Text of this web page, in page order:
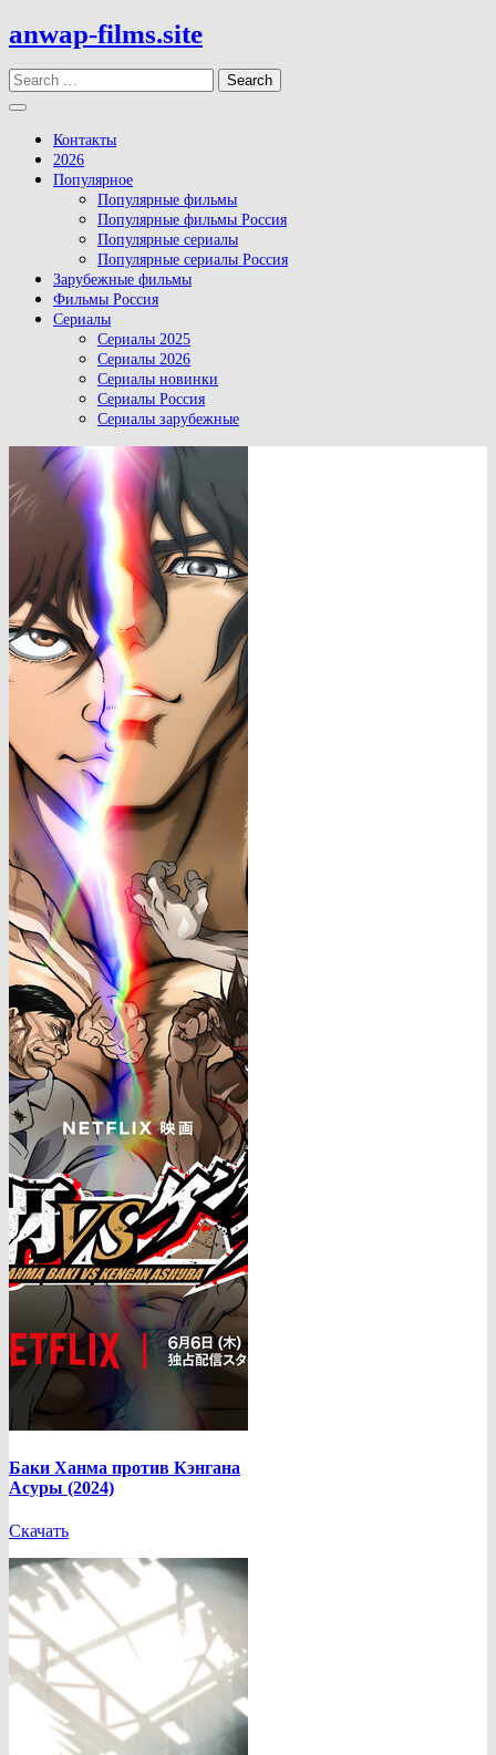
Skip
to
content
anwap-films.site
Search
Open
Button
Контакты
2026
Популярное
Популярные фильмы
Популярные фильмы Россия
Популярные сериалы
Популярные сериалы Россия
Зарубежные фильмы
Фильмы Россия
Сериалы
Сериалы 2025
Сериалы 2026
Сериалы новинки
Сериалы Россия
Сериалы зарубежные
Button
Баки Ханма против Кэнгана
Асуры (2024)
Скачать